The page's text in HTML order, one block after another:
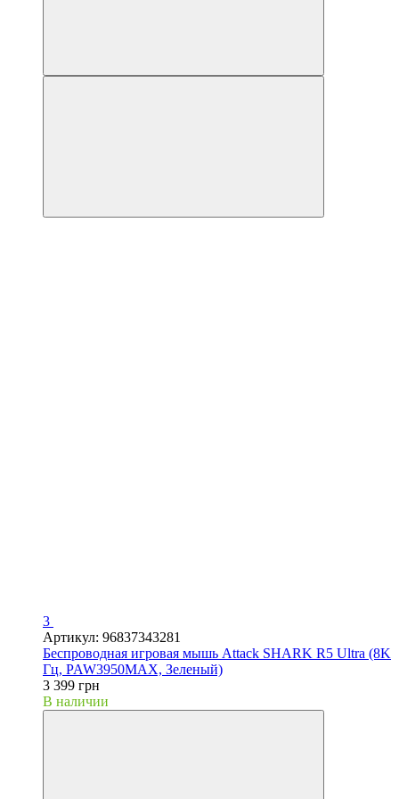
3
Артикул: 96837343281
Беспроводная игровая мышь Attack SHARK R5 Ultra (8K
Гц, PAW3950MAX, Зеленый)
3 399 грн
В наличии